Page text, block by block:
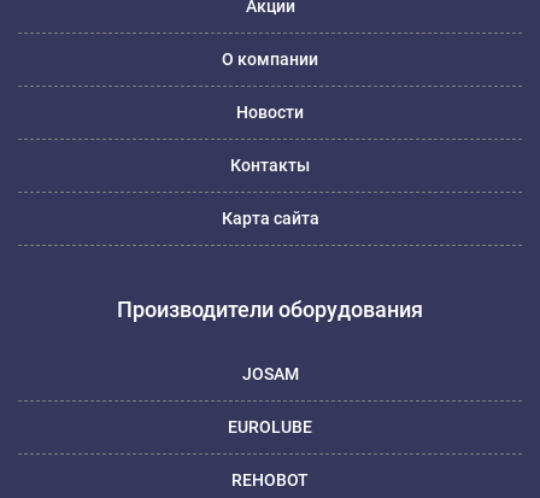
Акции
О компании
Новости
Контакты
Карта сайта
Производители оборудования
JOSAM
EUROLUBE
REHOBOT